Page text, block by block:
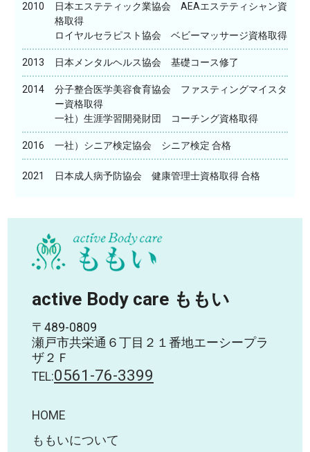
2010
日本エステティック業協会 AEAエステティシャン資
格取得
ロイヤルセラピスト協会 ベビーマッサージ資格取得
2013 日本メンタルヘルス協会 基礎コース修了
2014
分子整合医学美容食育協会 ファスティングマイスタ
ー資格取得
一社）生涯学習開発財団 コーチング資格取得
2016 一社）シニア検定協会 シニア検定 合格
2021 日本成人病予防協会 健康管理士資格取得 合格
active Body care ももい
〒489-0809
瀬戸市共栄通６丁目２１番地エーシープラ
ザ２Ｆ
TEL:0561-76-3399
HOME
ももいについて